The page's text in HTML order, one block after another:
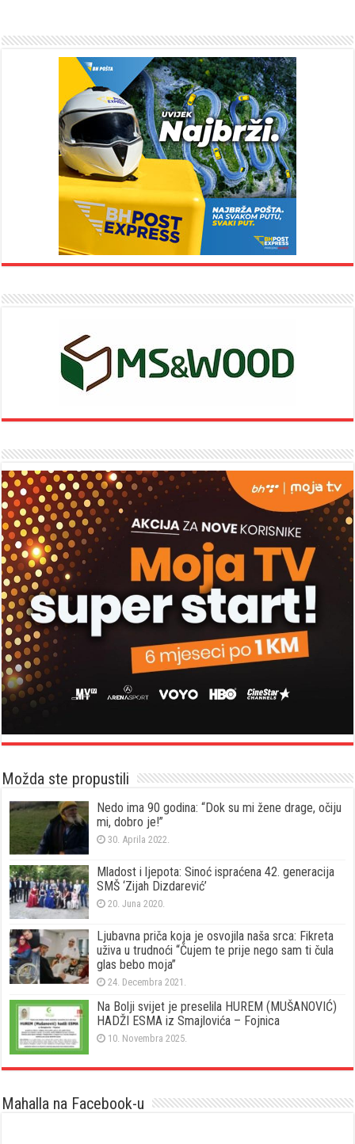
Možda ste propustili
Nedo ima 90 godina: “Dok su mi žene drage, očiju
mi, dobro je!”
30. Aprila 2022.
Mladost i ljepota: Sinoć ispraćena 42. generacija
SMŠ ‘Zijah Dizdarević’
20. Juna 2020.
Ljubavna priča koja je osvojila naša srca: Fikreta
uživa u trudnoći “Čujem te prije nego sam ti čula
glas bebo moja”
24. Decembra 2021.
Na Bolji svijet je preselila HUREM (MUŠANOVIĆ)
HADŽI ESMA iz Smajlovića – Fojnica
10. Novembra 2025.
Mahalla na Facebook-u